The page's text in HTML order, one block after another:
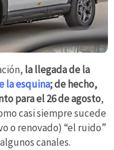
la llegada de la
la esquina; de hecho,
para el 26 de agosto,
casi siempre sucede
o renovado) “el ruido”
canales.